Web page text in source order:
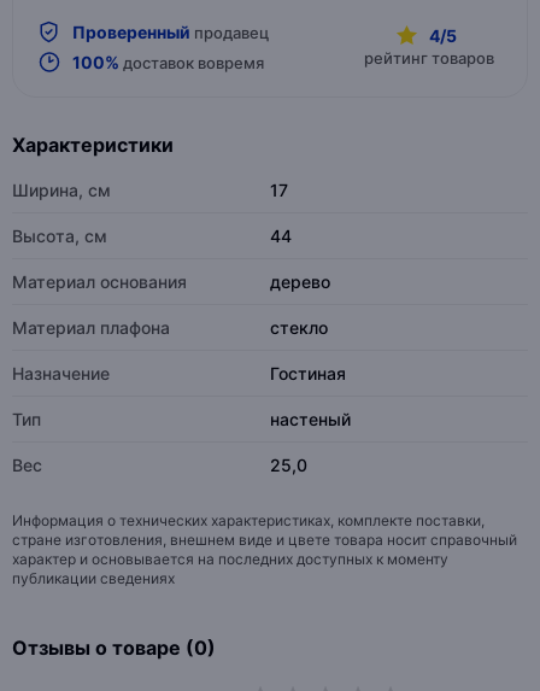
Проверенный продавец
100% доставок вовремя
4/5
рейтинг товаров
Характеристики
Ширина, см 17
Высота, см 44
Материал основания дерево
Материал плафона стекло
Назначение Гостиная
Тип настеный
Вес 25,0
Информация о технических характеристиках, комплекте поставки,
стране изготовления, внешнем виде и цвете товара носит справочный
характер и основывается на последних доступных к моменту
публикации сведениях
Отзывы о товаре (0)